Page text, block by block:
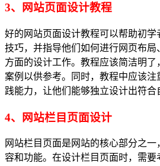
3、网站页面设计教程
好的网站页面设计教程可以帮助初学
技巧，并指导他们如何进行网页布
方面的设计工作。教程应该简洁明
案例以供参考。同时，教程中应该
践能力，让他们能够独立设计出符合
4、网站栏目页面设计
网站栏目页面是网站的核心部分之
容和功能。在设计栏目页面时，需要